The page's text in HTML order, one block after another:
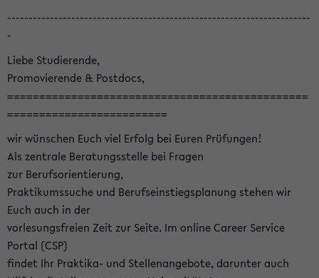
-----------------------------------------------------------------------
-
Liebe Studierende,
Promovierende & Postdocs,
===============================================
=========================
wir wünschen Euch viel Erfolg bei Euren Prüfungen!
Als zentrale Beratungsstelle bei Fragen
zur Berufsorientierung,
Praktikumssuche und Berufseinstiegsplanung stehen wir
Euch auch in der
vorlesungsfreien Zeit zur Seite. Im online Career Service
Portal (CSP)
findet Ihr Praktika- und Stellenangebote, darunter auch